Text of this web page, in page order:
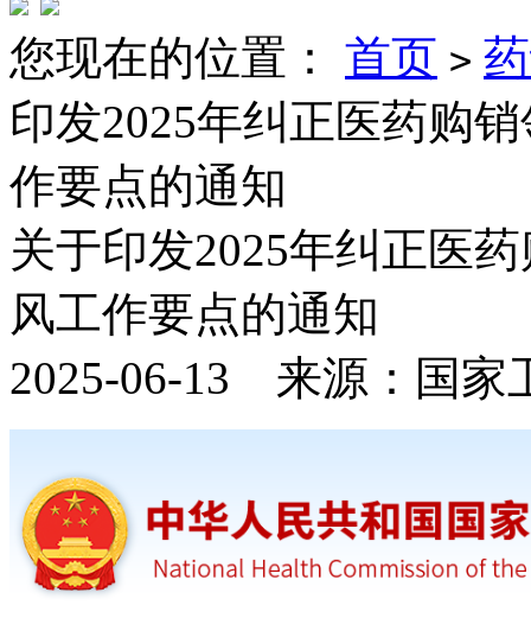
您现在的位置： 首页 >
印发2025年纠正医药购
作要点的通知
关于印发2025年纠正医
风工作要点的通知
2025-06-13 来源：国